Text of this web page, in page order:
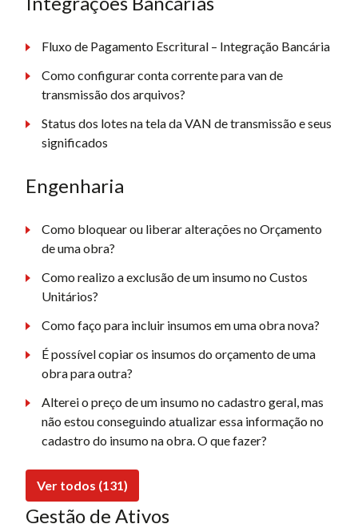
Fluxo de Pagamento Escritural – Integração Bancária
Como configurar conta corrente para van de
transmissão dos arquivos?
Status dos lotes na tela da VAN de transmissão e seus
significados
Engenharia
Como bloquear ou liberar alterações no Orçamento
de uma obra?
Como realizo a exclusão de um insumo no Custos
Unitários?
Como faço para incluir insumos em uma obra nova?
É possível copiar os insumos do orçamento de uma
obra para outra?
Alterei o preço de um insumo no cadastro geral, mas
não estou conseguindo atualizar essa informação no
cadastro do insumo na obra. O que fazer?
Ver todos (131)
Gestão de Ativos